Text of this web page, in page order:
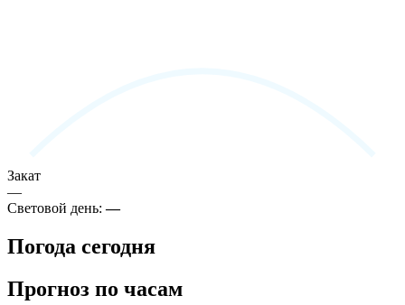
Закат
—
Световой день:—
Погода сегодня
Прогноз по часам